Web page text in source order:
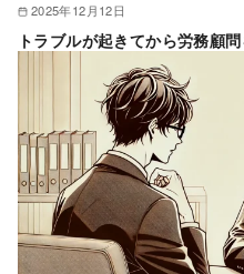
2025年12月12日
トラブルが起きてから労務顧